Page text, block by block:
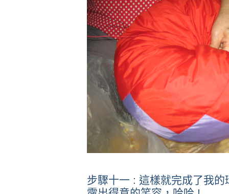
步驟十一 : 這樣就完成了我